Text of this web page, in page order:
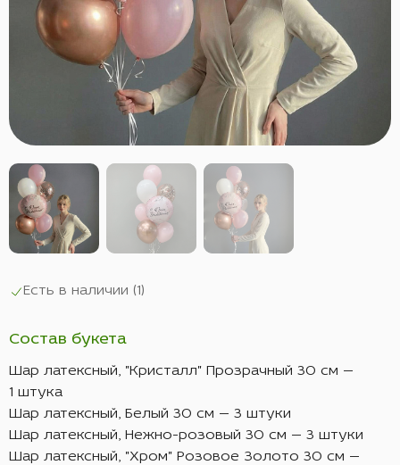
Есть в наличии (1)
Состав букета
Шар латексный, "Кристалл" Прозрачный 30 см —
1 штука
Шар латексный, Белый 30 см — 3 штуки
Шар латексный, Нежно-розовый 30 см — 3 штуки
Шар латексный, "Хром" Розовое Золото 30 см —